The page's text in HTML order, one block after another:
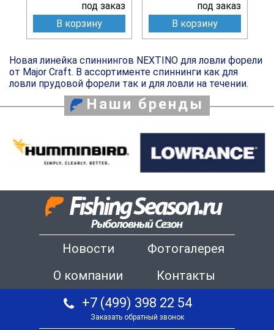
под заказ
В корзину
под заказ
В корзину
Новая линейка спиннингов NEXTINO для ловли форели
от Major Craft. В ассортименте спиннинги как для
ловли прудовой форели так и для ловли на течении.
Наши бренды
Новости
Фотогалерея
О компании
Контакты
+7 (499) 398 22 54
Заказать обратный звонок